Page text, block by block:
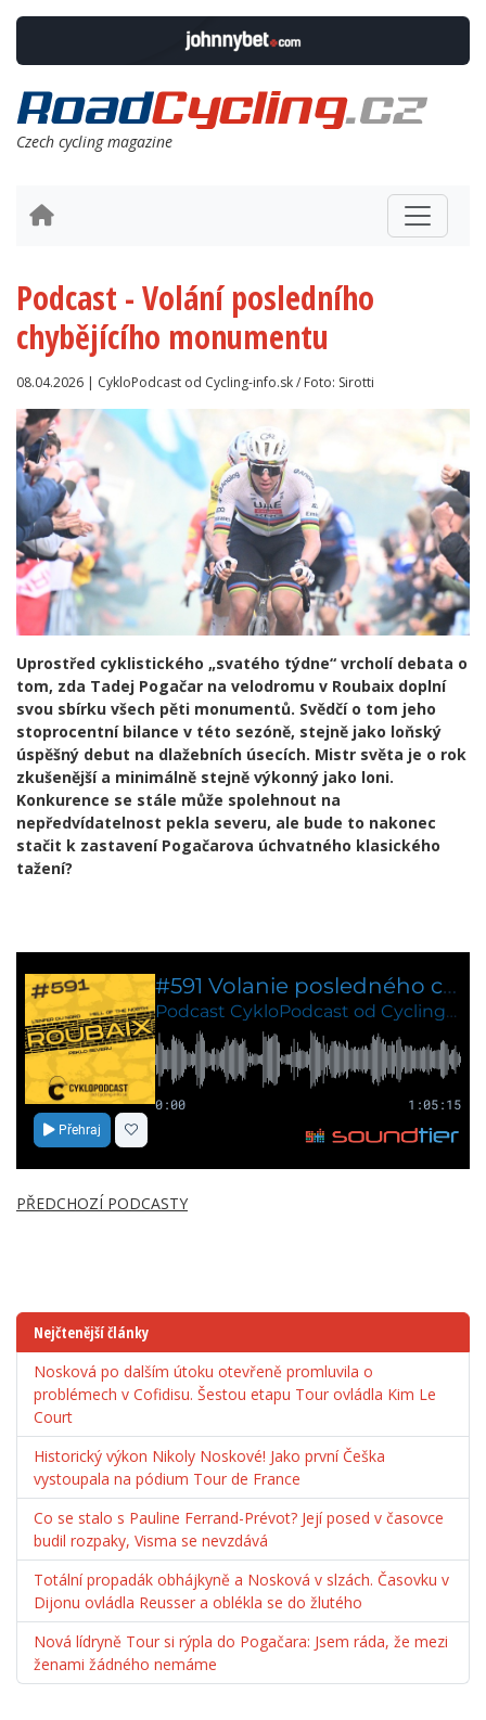
Czech cycling magazine
Podcast - Volání posledního
chybějícího monumentu
08.04.2026 | CykloPodcast od Cycling-info.sk / Foto: Sirotti
Uprostřed cyklistického „svatého týdne“ vrcholí debata o
tom, zda Tadej Pogačar na velodromu v Roubaix doplní
svou sbírku všech pěti monumentů. Svědčí o tom jeho
stoprocentní bilance v této sezóně, stejně jako loňský
úspěšný debut na dlažebních úsecích. Mistr světa je o rok
zkušenější a minimálně stejně výkonný jako loni.
Konkurence se stále může spolehnout na
nepředvídatelnost pekla severu, ale bude to nakonec
stačit k zastavení Pogačarova úchvatného klasického
tažení?
PŘEDCHOZÍ PODCASTY
Nejčtenější články
Nosková po dalším útoku otevřeně promluvila o
problémech v Cofidisu. Šestou etapu Tour ovládla Kim Le
Court
Historický výkon Nikoly Noskové! Jako první Češka
vystoupala na pódium Tour de France
Co se stalo s Pauline Ferrand-Prévot? Její posed v časovce
budil rozpaky, Visma se nevzdává
Totální propadák obhájkyně a Nosková v slzách. Časovku v
Dijonu ovládla Reusser a oblékla se do žlutého
Nová lídryně Tour si rýpla do Pogačara: Jsem ráda, že mezi
ženami žádného nemáme